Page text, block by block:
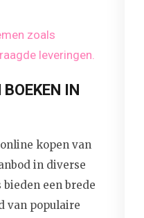
zoals
leveringen.
IN
kopen van
in diverse
een brede
van populaire